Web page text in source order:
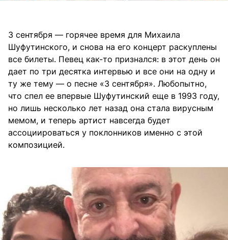
3 сентября — горячее время для Михаила
Шуфутинского, и снова на его концерт раскуплены
все билеты. Певец как-то признался: в этот день он
дает по три десятка интервью и все они на одну и
ту же тему — о песне «З сентября». Любопытно,
что спел ее впервые Шуфутинский еще в 1993 году,
но лишь несколько лет назад она стала вирусным
мемом, и теперь артист навсегда будет
ассоциироваться у поклонников именно с этой
композицией.